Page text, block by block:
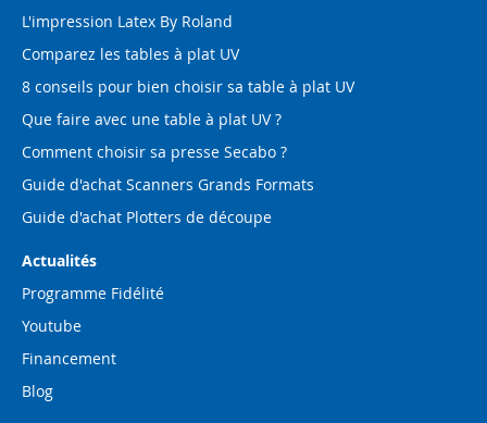
L'impression Latex By Roland
Comparez les tables à plat UV
8 conseils pour bien choisir sa table à plat UV
Que faire avec une table à plat UV ?
Comment choisir sa presse Secabo ?
Guide d'achat Scanners Grands Formats
Guide d'achat Plotters de découpe
Actualités
Programme Fidélité
Youtube
Financement
Blog